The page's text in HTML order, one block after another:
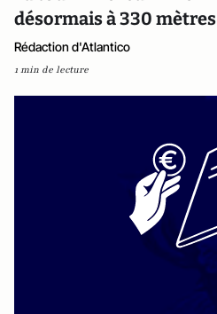
désormais à 330 mètres
Rédaction d'Atlantico
1 min de lecture